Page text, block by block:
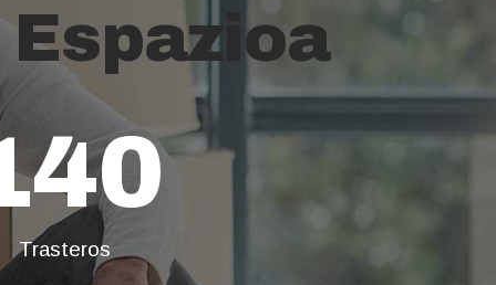
Trasteros